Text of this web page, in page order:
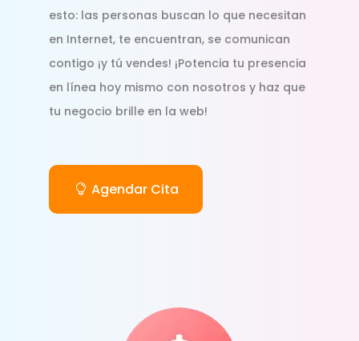
esto: las personas buscan lo que necesitan
en Internet, te encuentran, se comunican
contigo ¡y tú vendes! ¡Potencia tu presencia
en línea hoy mismo con nosotros y haz que
tu negocio brille en la web!
Agendar Cita